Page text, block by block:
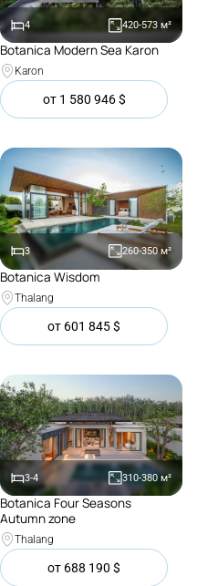
4 420-573 м²
Botanica Modern Sea Karon
Karon
от 1 580 946 $
3 260-350 м²
Botanica Wisdom
Thalang
от 601 845$
3-4 310-380 м²
Покупка
Botanica Four Seasons
Autumn zone
Thalang
от 688 190 $